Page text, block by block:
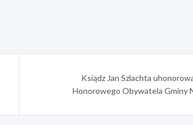
Ksiądz Jan Szlachta
Honorowego Obywatela Gminy